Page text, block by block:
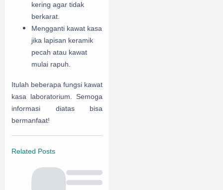
kering agar tidak
berkarat.
Mengganti kawat kasa
jika lapisan keramik
pecah atau kawat
mulai rapuh.
Itulah beberapa fungsi kawat
kasa laboratorium. Semoga
informasi diatas bisa
bermanfaat!
Related Posts